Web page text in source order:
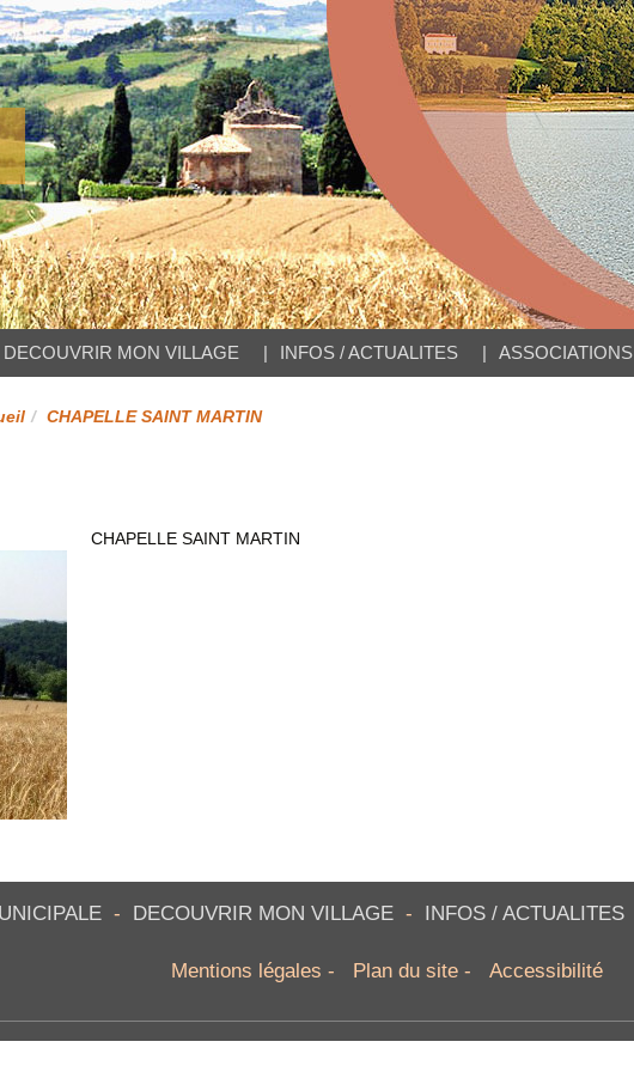
DECOUVRIR MON VILLAGE INFOS / ACTUALITES ASSOCIATIONS
CHAPELLE SAINT MARTIN
CHAPELLE SAINT MARTIN
- DECOUVRIR MON VILLAGE - INFOS / ACTUALITES
Mentions légales - Plan du site - Accessibilité